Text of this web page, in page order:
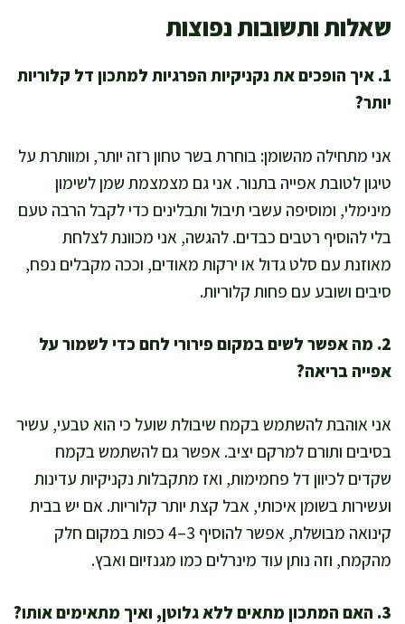
שאלות ותשובות נפוצות
1. איך הופכים את נקניקיות הפרגיות למתכון דל קלוריות
יותר?
אני מתחילה מהשומן: בוחרת בשר טחון רזה יותר, ומוותרת על
טיגון לטובת אפייה בתנור. אני גם מצמצמת שמן לשימון
מינימלי, ומוסיפה עשבי תיבול ותבלינים כדי לקבל הרבה טעם
בלי להוסיף רטבים כבדים. להגשה, אני מכוונת לצלחת
מאוזנת עם סלט גדול או ירקות מאודים, וככה מקבלים נפח,
סיבים ושובע עם פחות קלוריות.
2. מה אפשר לשים במקום פירורי לחם כדי לשמור על
אפייה בריאה?
אני אוהבת להשתמש בקמח שיבולת שועל כי הוא טבעי, עשיר
בסיבים ותורם למרקם יציב. אפשר גם להשתמש בקמח
שקדים לכיוון דל פחמימות, ואז מתקבלות נקניקיות עדינות
ועשירות בשומן איכותי, אבל קצת יותר קלוריות. אם יש בבית
קינואה מבושלת, אפשר להוסיף 3–4 כפות במקום חלק
מהקמח, וזה נותן עוד מינרלים כמו מגנזיום ואבץ.
3. האם המתכון מתאים ללא גלוטן, ואיך מתאימים אותו?